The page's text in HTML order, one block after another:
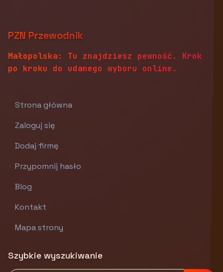
PZN Przewodnik
Małopolska: Tu znajdziesz pewność. Krok
po kroku do udanego wyboru online.
Strona główna
Zaloguj się
Dodaj firmę
Przypomnij hasło
Blog
Kontakt
Mapa strony
Szybkie wyszukiwanie